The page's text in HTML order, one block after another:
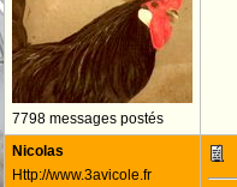
7798 messages postés
Nicolas
Http://www.3avicole.fr